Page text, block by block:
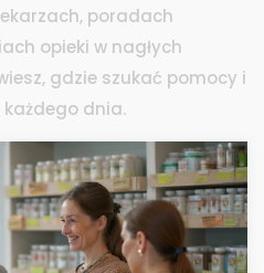
poradach
opieki w nagłych
gdzie szukać pomocy i
dnia.